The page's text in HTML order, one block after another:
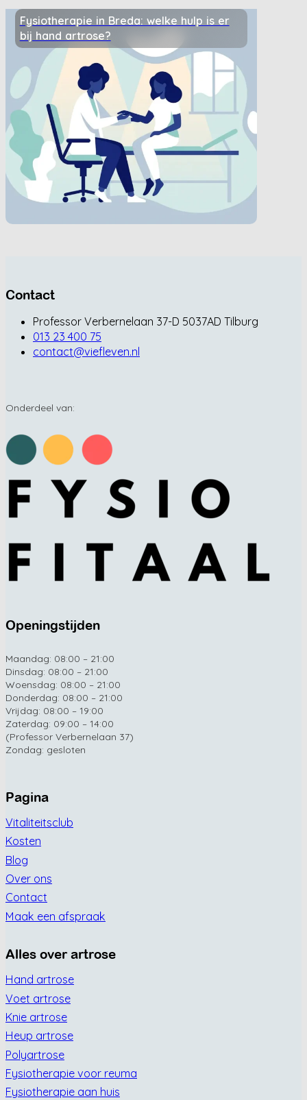
Fysiotherapie in Breda: welke hulp is er
bij hand artrose?
Contact
Professor Verbernelaan 37-D 5037AD Tilburg
013 23 400 75
contact@viefleven.nl
Onderdeel van:
Openingstijden
Maandag: 08:00 – 21:00
Dinsdag: 08:00 – 21:00
Woensdag: 08:00 – 21:00
Donderdag: 08:00 – 21:00
Vrijdag: 08:00 – 19:00
Zaterdag: 09:00 – 14:00
(Professor Verbernelaan 37)
Zondag: gesloten
Pagina
Vitaliteitsclub
Kosten
Blog
Over ons
Contact
Maak een afspraak
Alles over artrose
Hand artrose
Voet artrose
Knie artrose
Heup artrose
Polyartrose
Fysiotherapie voor reuma
Fysiotherapie aan huis